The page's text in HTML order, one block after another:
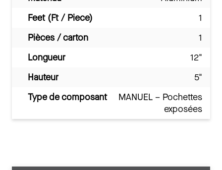
Feet (Ft / Piece)
1
Pièces / carton
1
Longueur
12"
Hauteur
5"
Type de composant
MANUEL – Pochettes
exposées